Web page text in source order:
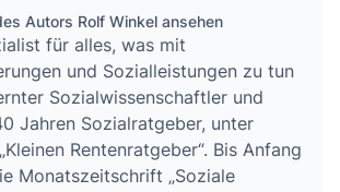
Autors Rolf Winkel ansehen
für alles, was mit
und Sozialleistungen zu tun
Sozialwissenschaftler und
Jahren Sozialratgeber, unter
Rentenratgeber“. Bis Anfang
Monatszeitschrift „Soziale